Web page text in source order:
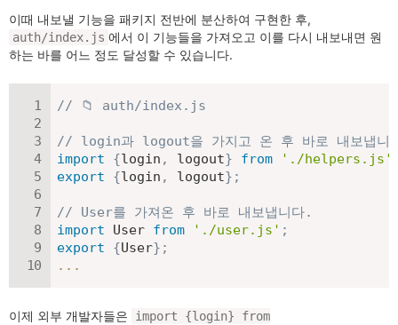
이때 내보낼 기능을 패키지 전반에 분산하여 구현한 후,
auth/index.js 에서 이 기능들을 가져오고 이를 다시 내보내면 원
하는 바를 어느 정도 달성할 수 있습니다.
// 📁 auth/index.js
// login과 logout을 가지고 온 후 바로 내보냅니
import
{login , logout} from './helpers.js'
export
{login , logout} ;
// User를 가져온 후 바로 내보냅니다.
import User from './user.js' ;
export
{User} ;
...
이제 외부 개발자들은
import {login} from